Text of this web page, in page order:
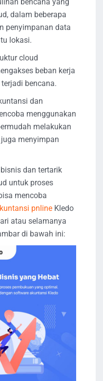
dalam beberapa
penyimpanan data
lokasi.
cloud
beban kerja
bencana.
dan
menggunakan
melakukan
menyimpan
dan tertarik
untuk proses
mencoba
pnline Kledo
atau selamanya
di bawah ini: